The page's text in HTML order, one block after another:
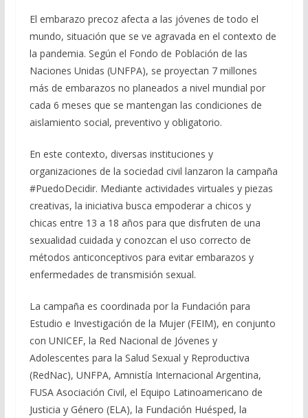
El embarazo precoz afecta a las jóvenes de todo el
mundo, situación que se ve agravada en el contexto de
la pandemia. Según el Fondo de Población de las
Naciones Unidas (UNFPA), se proyectan 7 millones
más de embarazos no planeados a nivel mundial por
cada 6 meses que se mantengan las condiciones de
aislamiento social, preventivo y obligatorio.
En este contexto, diversas instituciones y
organizaciones de la sociedad civil lanzaron la campaña
#PuedoDecidir. Mediante actividades virtuales y piezas
creativas, la iniciativa busca empoderar a chicos y
chicas entre 13 a 18 años para que disfruten de una
sexualidad cuidada y conozcan el uso correcto de
métodos anticonceptivos para evitar embarazos y
enfermedades de transmisión sexual.
La campaña es coordinada por la Fundación para
Estudio e Investigación de la Mujer (FEIM), en conjunto
con UNICEF, la Red Nacional de Jóvenes y
Adolescentes para la Salud Sexual y Reproductiva
(RedNac), UNFPA, Amnistía Internacional Argentina,
FUSA Asociación Civil, el Equipo Latinoamericano de
Justicia y Género (ELA), la Fundación Huésped, la